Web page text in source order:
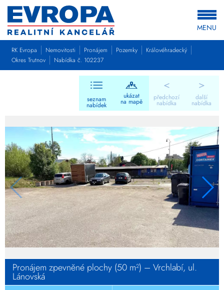
MENU
RK Evropa Nemovitosti Pronájem Pozemky
Královéhradecký
Okres Trutnov
Nabídka č. 102237
<
předchozí
nabídka
seznam
nabídek
ukázat
na mapě
>
další
nabídka
Pronájem zpevněné plochy (50 m²) – Vrchlabí, ul.
Lánovská